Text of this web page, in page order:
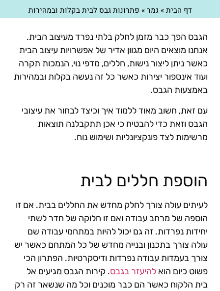
דף הבית»גמר» פתרונות גבס לבית בקלות ובמהירות
הגבס הפך כבר מזמן לחלק בלתי נפרד מעיצוב הבית.
אנחנו מוצאים היום מגוון אדיר של אפשרויות עיצוב הבית
כאשר ניתן ליצור נישות, חללים, מדפי נוי, הנמכות תקרה
ועוד אינספור יצירות כאשר כל זה נעשה בקלות ובמהירות
באמצעות הגבס.
עם זאת, חשוב מאוד ללמוד איך וכיצד לבחור את עיצובי
הגבס וזאת כדי להבטיח כי אכן תתקבלנה תוצאות
מרשימות לצד פונקציונליות ושימוש נוח.
הוספת חללים לבית
לעיתים עולה צורך לחלק מחדש את החללים בבית. אם זו
הוספה של מרחב עבודה ואם זו חלוקה של חדר לשתי
יחידות נפרדות. זה גם יכול להיות במתחמי עבודה שם
עולה צורך בתכנון ובנייה מחדש של כל המתחם כאשר יש
צורך בעמדות עבודה נפרדות ודיסקרטיות. הפתרון הכי
פשוט כיום הוא להיעזר בגבס. קירות הגבס מגיעים אל
בית הלקוח כאשר הם כבר מוכנים וכל מה שנשאר זה רק